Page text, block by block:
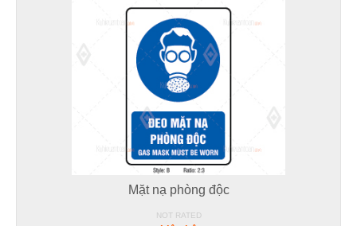
Mặt nạ phòng độc
NOT RATED